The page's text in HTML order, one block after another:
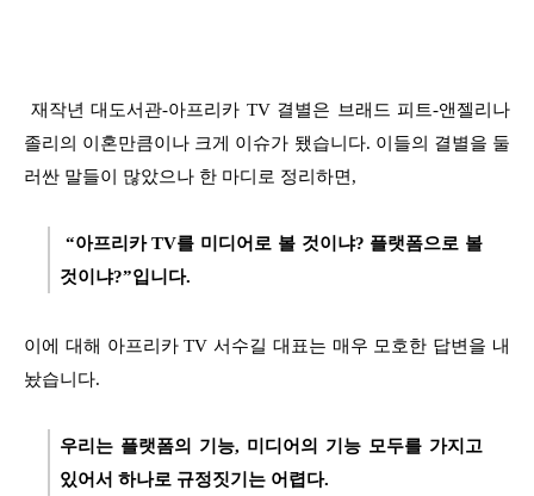
재작년 대도서관-아프리카 TV 결별은 브래드 피트-앤젤리나
졸리의 이혼만큼이나 크게 이슈가 됐습니다. 이들의 결별을 둘
러싼 말들이 많았으나 한 마디로 정리하면,
“아프리카 TV를 미디어로 볼 것이냐? 플랫폼으로 볼
것이냐?”입니다.
이에 대해 아프리카 TV 서수길 대표는 매우 모호한 답변을 내
놨습니다.
우리는 플랫폼의 기능, 미디어의 기능 모두를 가지고
있어서 하나로 규정짓기는 어렵다.